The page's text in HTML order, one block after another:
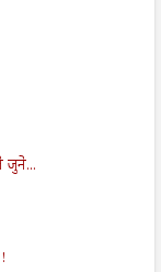
जुने...